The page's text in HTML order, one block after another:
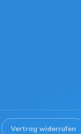
Vertrag widerrufen